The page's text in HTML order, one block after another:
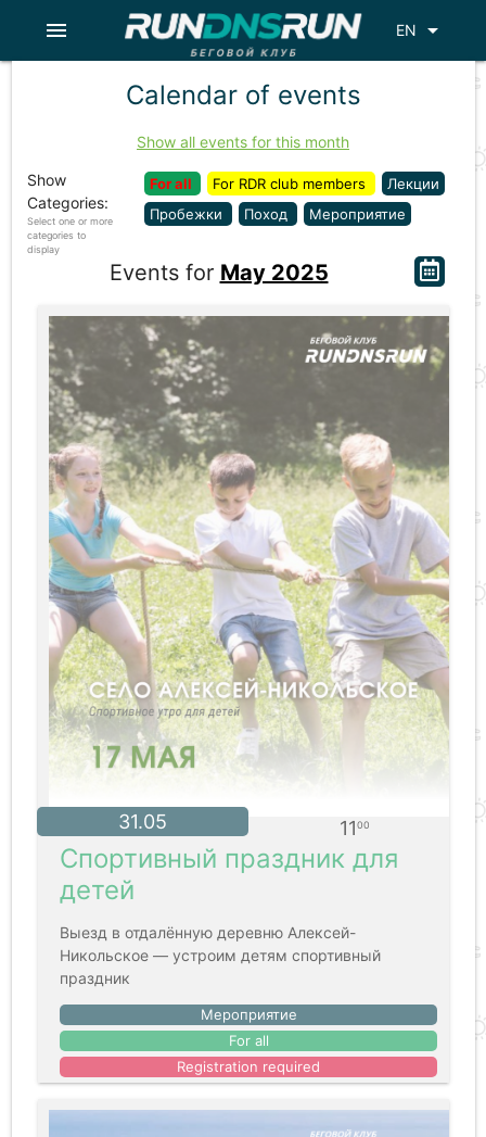
EN arrow_drop_down
menu
Calendar of events
Show all events for this month
Show
Categories:
Select one or more
categories to
display
For all For RDR club members
Лекции
Пробежки
Поход Мероприятие
Events for May 2025
31.05 1100
Спортивный праздник для
детей
Выезд в отдалённую деревню Алексей-
Никольское — устроим детям спортивный
праздник
Мероприятие
For all
Registration required